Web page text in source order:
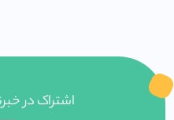
اشتراک در